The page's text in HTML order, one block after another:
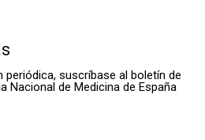
suscríbase al boletín de
Nacional de Medicina de España